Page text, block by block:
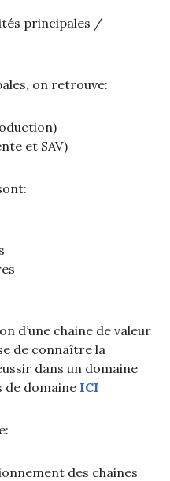
principales /
on retrouve:
et SAV)
d’une chaine de valeur
de connaître la
dans un domaine
de domaine ICI
des chaines